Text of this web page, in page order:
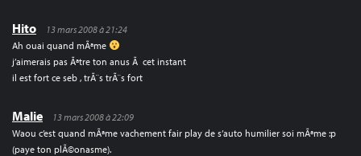
Hito
13 mars 2008 à 21:24
Ah ouai quand mÃªme
j’aimerais pas Ãªtre ton anus Ã cet instant
il est fort ce seb , trÃ¨s trÃ¨s fort
Malie
13 mars 2008 à 22:09
Waou c’est quand mÃªme vachement fair play de s’auto humilier soi mÃªme :p
(paye ton plÃ©onasme).